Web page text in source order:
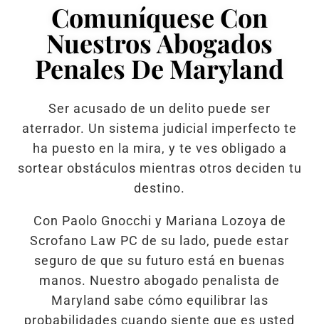
Comuníquese Con
Nuestros Abogados
Penales De Maryland
Ser acusado de un delito puede ser
aterrador. Un sistema judicial imperfecto te
ha puesto en la mira, y te ves obligado a
sortear obstáculos mientras otros deciden tu
destino.
Con Paolo Gnocchi y Mariana Lozoya de
Scrofano Law PC de su lado, puede estar
seguro de que su futuro está en buenas
manos. Nuestro abogado penalista de
Maryland sabe cómo equilibrar las
probabilidades cuando siente que es usted